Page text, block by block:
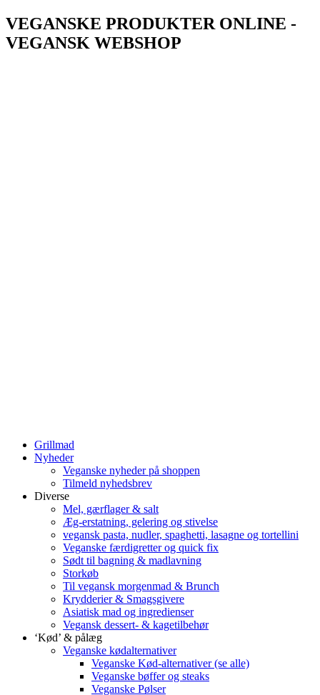
VEGANSKE PRODUKTER ONLINE -
VEGANSK WEBSHOP
Grillmad
Nyheder
Veganske nyheder på shoppen
Tilmeld nyhedsbrev
Diverse
Mel, gærflager & salt
Æg-erstatning, gelering og stivelse
vegansk pasta, nudler, spaghetti, lasagne og tortellini
Veganske færdigretter og quick fix
Sødt til bagning & madlavning
Storkøb
Til vegansk morgenmad & Brunch
Krydderier & Smagsgivere
Asiatisk mad og ingredienser
Vegansk dessert- & kagetilbehør
‘Kød’ & pålæg
Veganske kødalternativer
Veganske Kød-alternativer (se alle)
Veganske bøffer og steaks
Veganske Pølser